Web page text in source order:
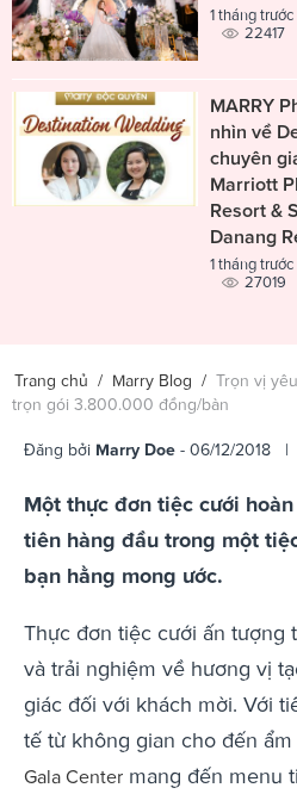
1 tháng trước
22417
MARRY
nhìn về
chuyên
Marriott
Resort &
Danang
1 tháng trước
27019
Trang chủ / Marry Blog / Trọn vị
trọn gói 3.800.000 đồng/bàn
Đăng bởi Marry Doe - 06/12/2018 |
Một thực đơn tiệc cưới
tiên hàng đầu trong một
bạn hằng mong ước.
Thực đơn tiệc cưới ấn tượng
và trải nghiệm về hương vị
giác đối với khách mời. Với
tế từ không gian cho đến ẩm
Gala Center mang đến menu